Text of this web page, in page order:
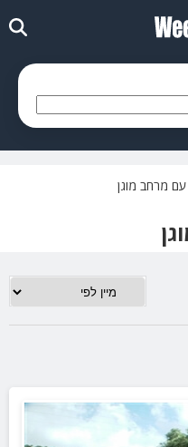
עם מרחב מוגן